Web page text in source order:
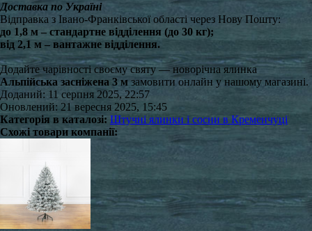
Доставка по Україні
Відправка з Івано-Франківської області через Нову Пошту:
до 1,8 м – стандартне відділення (до 30 кг);
від 2,1 м – вантажне відділення.
Додайте чарівності своєму святу — новорічна ялинка
Альпійська засніжена 3 м замовити онлайн у нашому магазині.
Доданий: 11 серпня 2025, 22:57
Оновлений: 21 вересня 2025, 15:45
Категорія в каталозі: Штучні ялинки і сосни в Кременчуці
Схожі товари компанії: